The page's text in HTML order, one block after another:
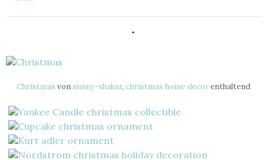
.
Christmas vonsunny-shakur, christmas home decorenthaltend